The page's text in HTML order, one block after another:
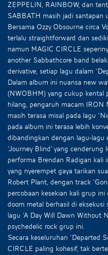
ZEPPELIN, RAINBOW, dan
SABBATH masih jadi santapan
Bersama Ozzy Obsourne circa
terlalu straightforward dan
namun MAGIC CIRCLE
another Sabbathcore band
derivative, setiap lagu dalam
Dalam album ini nuansa new
(NWOBHM) yang cukup kental
hilang, pengaruh macam
masih terasa misal pada lagu
pada album ini terasa lebih
dibandingkan dengan lagu-lagu
‘Journey Blind’ yang
performa Brendan Radigan kali
yang nyerempet gaya tarikan
Robert Plant, dengan track
percobaan kesekian kali grup
doom metal berhasil di
lagu ‘A Day Will Dawn Without
psychedelic rock grup ini.
Secara keseluruhan ‘Departed
CIRCLE paling kohesif, tak